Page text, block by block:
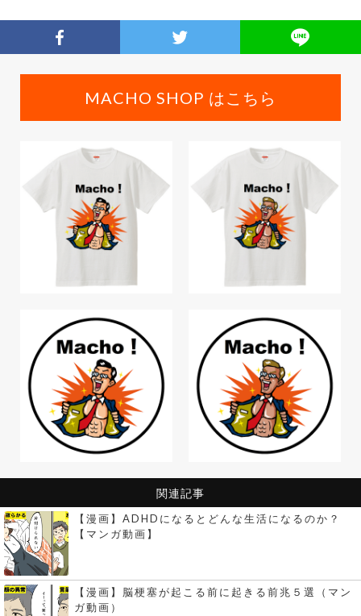
MACHO SHOP はこちら
関連記事
【漫画】ADHDになるとどんな生活になるのか？
【マンガ動画】
【漫画】脳梗塞が起こる前に起きる前兆５選（マン
ガ動画）